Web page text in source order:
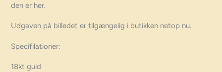
den er her.
Udgaven på billedet er tilgængelig i butikken netop nu.
Specifilationer:
18kt guld